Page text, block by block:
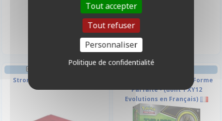
DECK BOX ET RANGEMENT
Stronghold 200+ XL - Rouge
Pin Collection Zygarde Forme
Parfaite - (dont 1 XY12
Evolutions en Français)
Tout accepter
Tout refuser
Personnaliser
Politique de confidentialité